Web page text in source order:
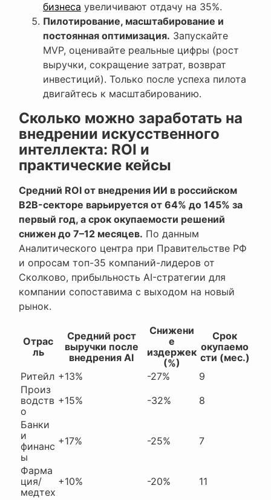
бизнеса увеличивают отдачу на 35%.
Пилотирование, масштабирование и
постоянная оптимизация. Запускайте
MVP, оценивайте реальные цифры (рост
выручки, сокращение затрат, возврат
инвестиций). Только после успеха пилота
двигайтесь к масштабированию.
Сколько можно заработать на
внедрении искусственного
интеллекта: ROI и
практические кейсы
Средний ROI от внедрения ИИ в российском
B2B-секторе варьируется от 64% до 145% за
первый год, а срок окупаемости решений
снижен до 7–12 месяцев. По данным
Аналитического центра при Правительстве РФ
и опросам топ-35 компаний-лидеров от
Сколково, прибыльность AI-стратегии для
компании сопоставима с выходом на новый
рынок.
Отрас
ль
Средний рост
выручки после
внедрения AI
Снижени
е
издержек
(%)
Срок
окупаемо
сти (мес.)
Ритейл +13% -27%
9
Произ
водств
о
+15% -32%
8
Банки
и
финанс
ы
+17% -25% 7
Фарма
ция/
медтех
+10% -20% 11